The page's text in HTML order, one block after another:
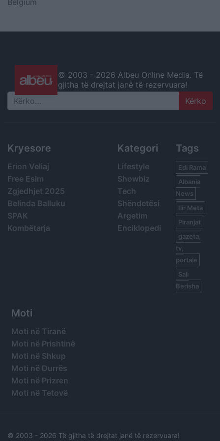
© 2003 - 2026 Albeu Online Media. Të
gjitha të drejtat janë të rezervuara!
Search
Kryesore
Erion Veliaj
Free Esim
Zgjedhjet 2025
Belinda Balluku
SPAK
Kombëtarja
Kategori
Lifestyle
Showbiz
Tech
Shëndetësi
Argetim
Enciklopedi
Tags
Edi Rama
Albania
News
Ilir Meta
Piranjat
gazeta,
tv,
portale
Sali
Berisha
Moti
Moti në Tiranë
Moti në Prishtinë
Moti në Shkup
Moti në Durrës
Moti në Prizren
Moti në Tetovë
© 2003 - 2026 Të gjitha të drejtat janë të rezervuara!